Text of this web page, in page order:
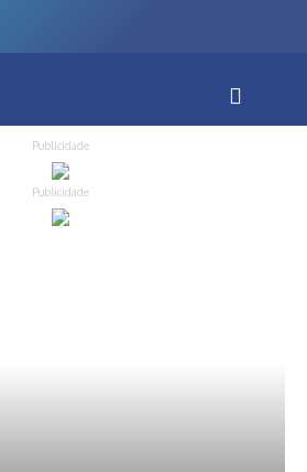
Publicidade
Publicidade